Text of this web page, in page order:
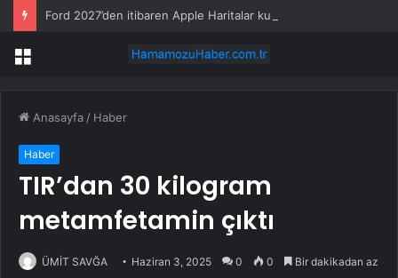
Ford 2027’den itibaren Apple Haritalar kullanacak
Menü
Anasayfa / Haber
Haber
TIR’dan 30 kilogram
metamfetamin çıktı
ÜMİT SAVĞA Haziran 3, 2025 0 0 Bir dakikadan az